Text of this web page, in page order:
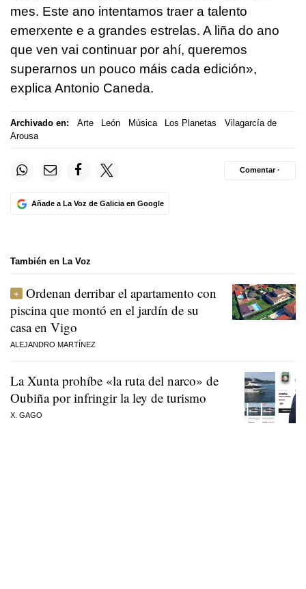
mes. Este ano intentamos traer a talento
emerxente e a grandes estrelas. A liña do ano
que ven vai continuar por ahí, queremos
superarnos un pouco máis cada edición»,
explica Antonio Caneda.
Archivado en: Arte León Música Los Planetas
Vilagarcía de
Arousa
Añade a La Voz de Galicia en Google
Comentar ·
También en La Voz
Ordenan derribar el apartamento con
piscina que montó en el jardín de su
casa en Vigo
ALEJANDRO MARTÍNEZ
La Xunta prohíbe «la ruta del narco» de
Oubiña por infringir la ley de turismo
X. GAGO